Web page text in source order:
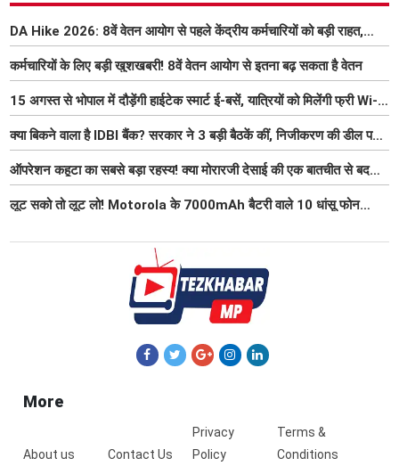
DA Hike 2026: 8वें वेतन आयोग से पहले केंद्रीय कर्मचारियों को बड़ी राहत,
महंगाई भत्ता 63% होने की संभावना
कर्मचारियों के लिए बड़ी खुशखबरी! 8वें वेतन आयोग से इतना बढ़ सकता है वेतन
15 अगस्त से भोपाल में दौड़ेंगी हाईटेक स्मार्ट ई-बसें, यात्रियों को मिलेंगी फ्री Wi-
Fi समेत आधुनिक सुविधा
क्या बिकने वाला है IDBI बैंक? सरकार ने 3 बड़ी बैठकें कीं, निजीकरण की डील पर
बढ़ी हलचल
ऑपरेशन कहूटा का सबसे बड़ा रहस्य! क्या मोरारजी देसाई की एक बातचीत से बदल
गया था भारत का गुप्त मिशन?
लूट सको तो लूट लो! Motorola के 7000mAh बैटरी वाले 10 धांसू फोन
More
About us Contact Us
Privacy
Policy
Terms &
Conditions